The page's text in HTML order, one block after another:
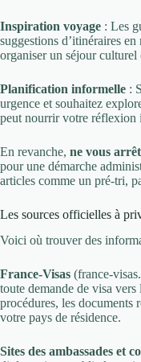
Inspiration voyage : Les
suggestions d’itinéraires
organiser un séjour
Planification informelle :
urgence et souhaitez
peut nourrir votre réflexion
En revanche, ne vous
pour une démarche
articles comme un pré-tri,
Les sources officielles à
Voici où trouver des
France-Visas (france-
toute demande de visa
procédures, les documents
votre pays de résidence.
Sites des ambassades et